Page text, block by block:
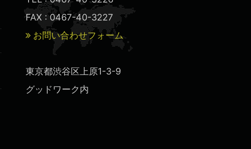
FAX : 0467-40-3227
お問い合わせフォーム
東京都渋谷区上原1-3-9
グッドワーク内